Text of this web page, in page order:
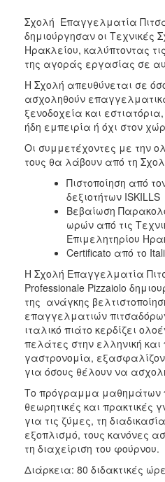
2011
ΔΗΜΟΣ
ΠΟΛΙΤΙΣΜΟΣ
Σχολή Επαγγελματία
δημιούργησαν οι Τεχνικές
Ηρακλείου, καλύπτοντας
της αγοράς εργασίας σε
Η Σχολή απευθύνεται σε
ασχοληθούν
ξενοδοχεία και
ήδη εμπειρία ή όχι στον
Οι συμμετέχοντες με την
τους θα λάβουν από τη
Πιστοποίηση από
δεξιοτήτων ISKILLS
Βεβαίωση
ωρών από τις
Επιμελητηρίου
Certificato από το
Η Σχολή Επαγγελματία
Professionale Pizzaiolo
της ανάγκης
επαγγελματιών
ιταλικό πιάτο κερδίζει
πελάτες στην ελληνική
γαστρονομία,
για όσους θέλουν να
Το πρόγραμμα μαθημάτων
θεωρητικές και πρακτικές
για τις ζύμες, τη
εξοπλισμό, τους κανόνες
τη διαχείριση του φούρνου.
Διάρκεια: 80 διδακτικές